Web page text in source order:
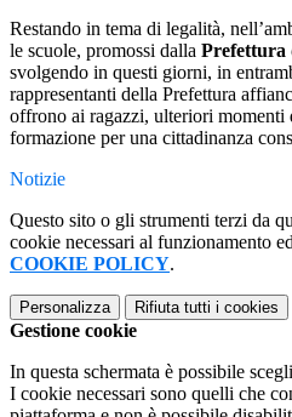
Restando in tema di legalità,
le scuole, promossi dalla Prefettura
svolgendo in questi giorni, in
rappresentanti della Prefettura
offrono ai ragazzi, ulteriori momenti
formazione per una cittadinanza
Notizie
Questo sito o gli strumenti terzi da
cookie necessari al funzionamento
COOKIE POLICY.
Personalizza Rifiuta tutti i cookies
Gestione cookie
In questa schermata è possibile
I cookie necessari sono quelli che